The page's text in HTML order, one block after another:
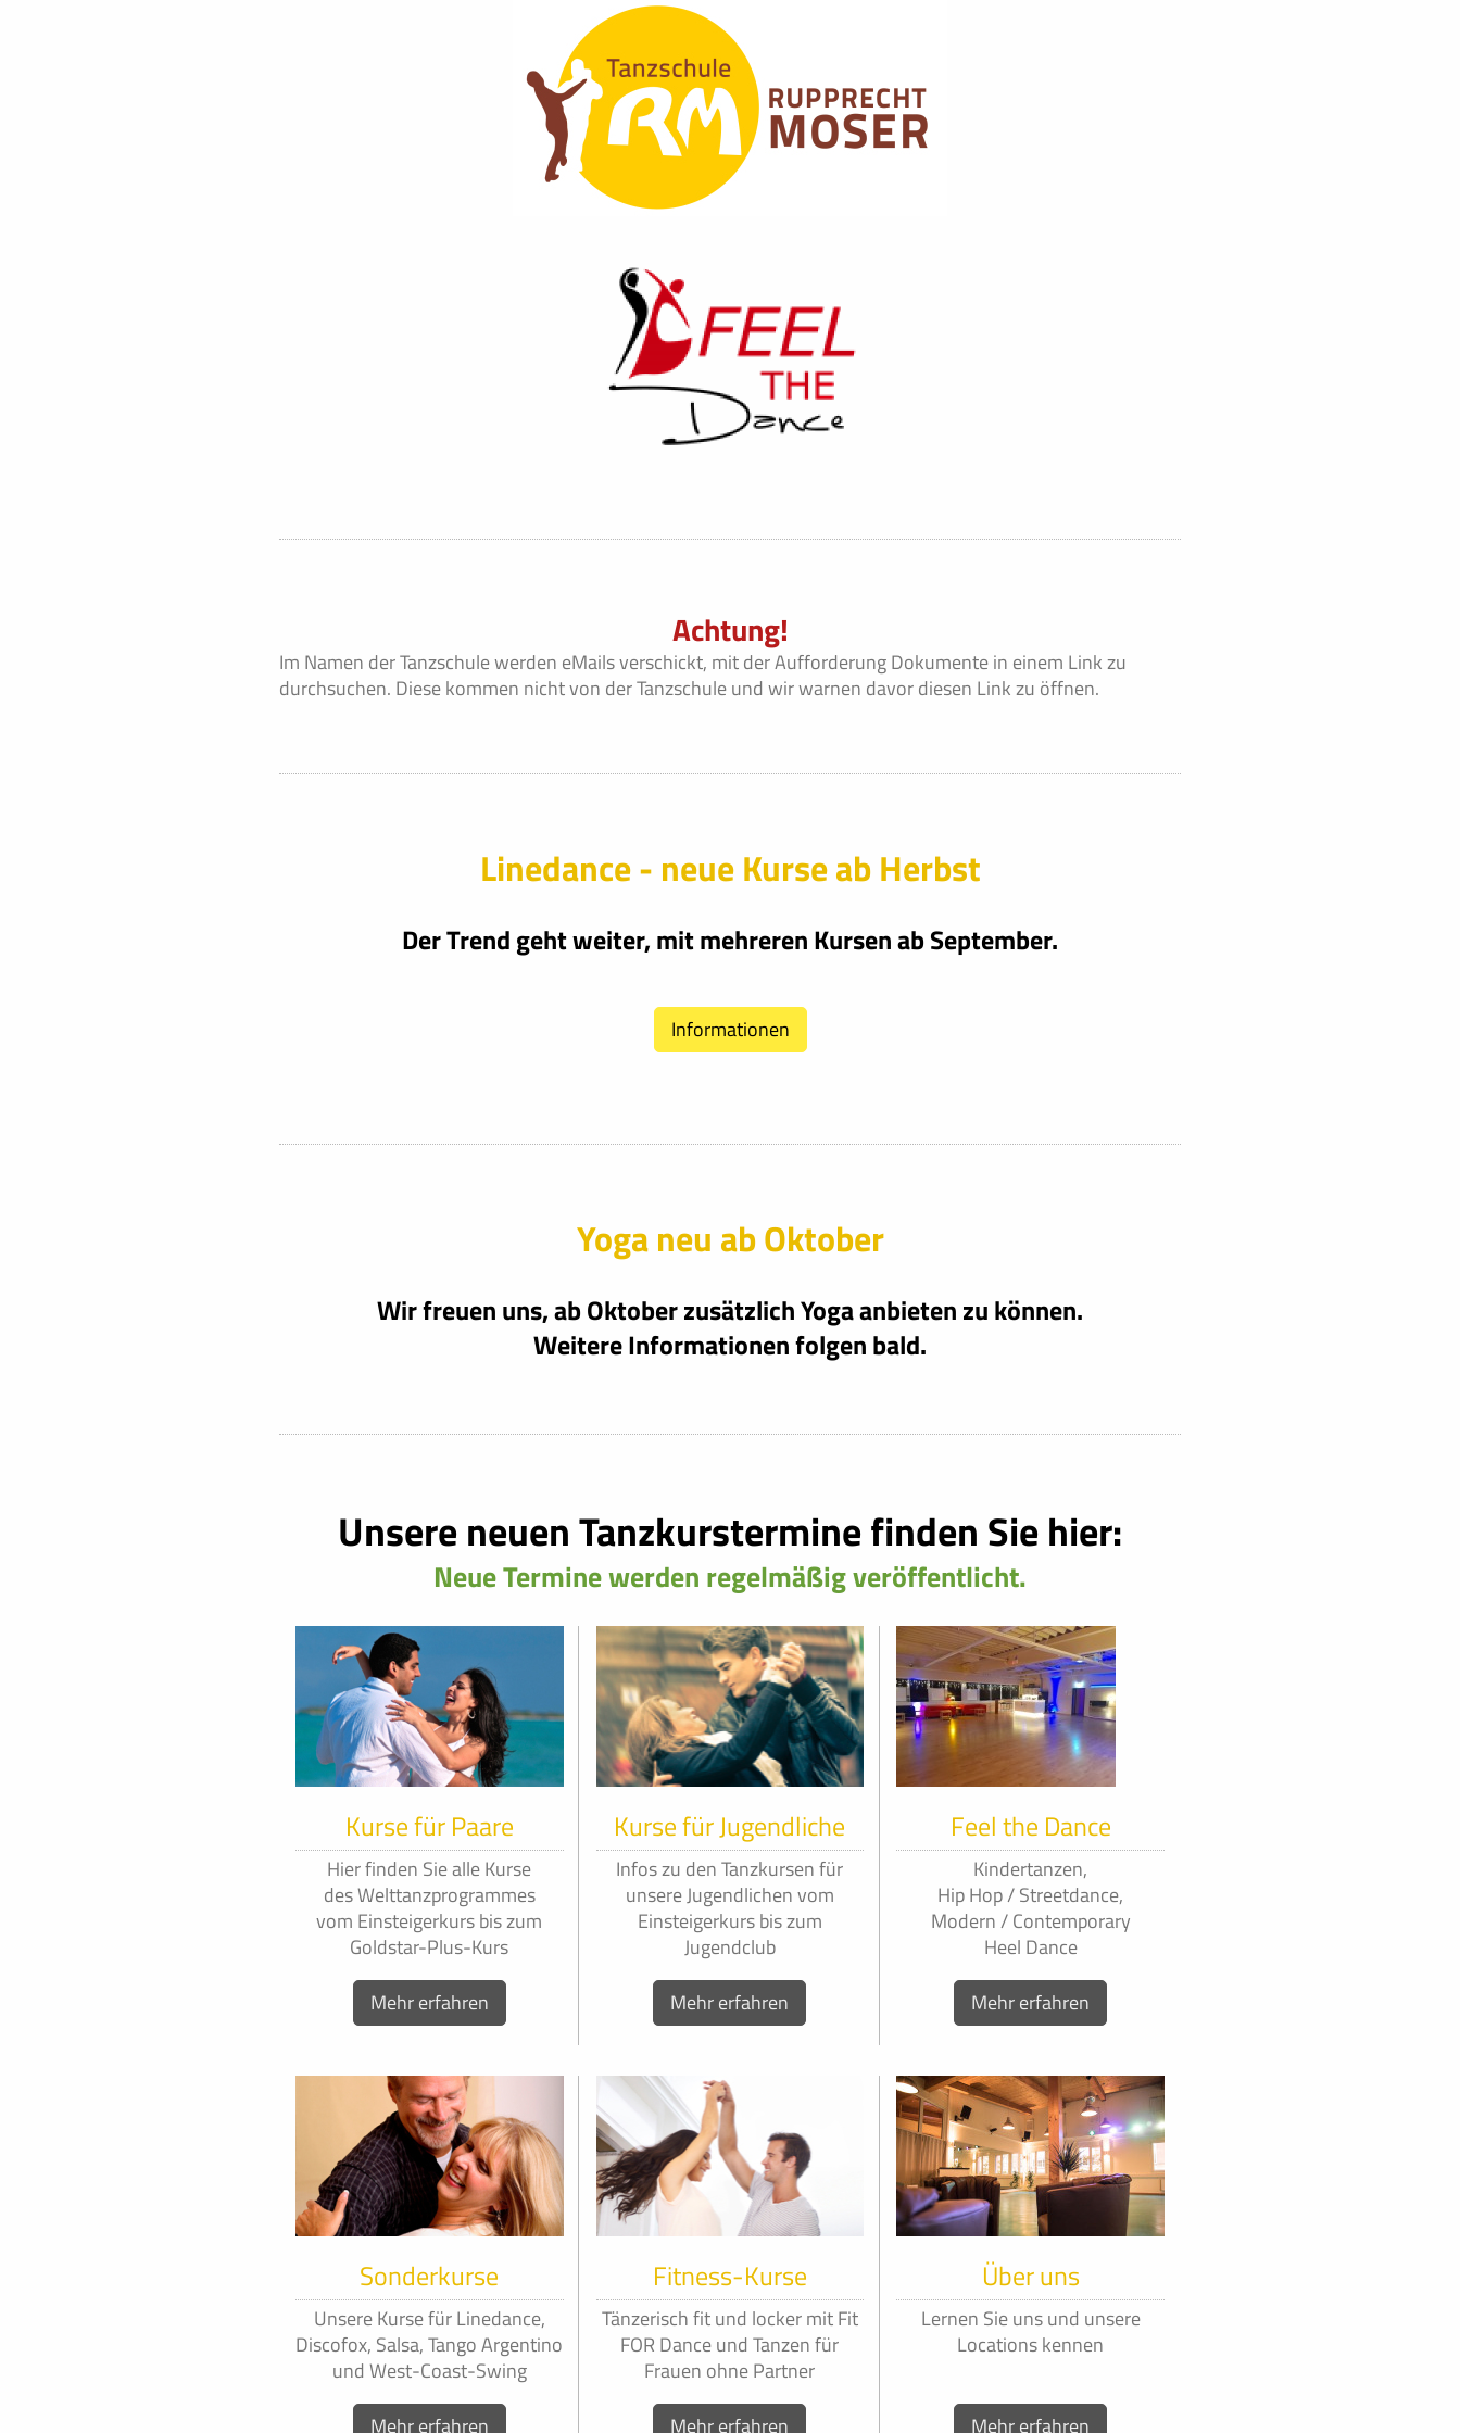
Achtung!
Im Namen der Tanzschule werden eMails verschickt, mit der Aufforderung Dokumente in einem Link zu
durchsuchen. Diese kommen nicht von der Tanzschule und wir warnen davor diesen Link zu öffnen.
Linedance - neue Kurse ab Herbst
Der Trend geht weiter, mit mehreren Kursen ab September.
Informationen
Yoga neu ab Oktober
Wir freuen uns, ab Oktober zusätzlich Yoga anbieten zu können.
Weitere Informationen folgen bald.
Unsere neuen Tanzkurstermine finden Sie hier:
Neue Termine werden regelmäßig veröffentlicht.
Kurse für Paare
Hier finden Sie alle Kurse
des Welttanzprogrammes
vom Einsteigerkurs bis zum
Goldstar-Plus-Kurs
Mehr erfahren
Kurse für Jugendliche
Infos zu den Tanzkursen für
unsere Jugendlichen vom
Einsteigerkurs bis zum
Jugendclub
Mehr erfahren
Feel the Dance
Kindertanzen,
Hip Hop / Streetdance,
Modern / Contemporary
Heel Dance
Mehr erfahren
Sonderkurse
Unsere Kurse für Linedance,
Discofox, Salsa, Tango Argentino
und West-Coast-Swing
Mehr erfahren
Fitness-Kurse
Tänzerisch fit und locker mit Fit
FOR Dance und Tanzen für
Frauen ohne Partner
Mehr erfahren
Über uns
Lernen Sie uns und unsere
Locations kennen
Mehr erfahren